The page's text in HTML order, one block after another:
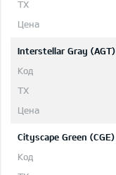
Interstellar Gray (AGT)
Cityscape Green (CGE)